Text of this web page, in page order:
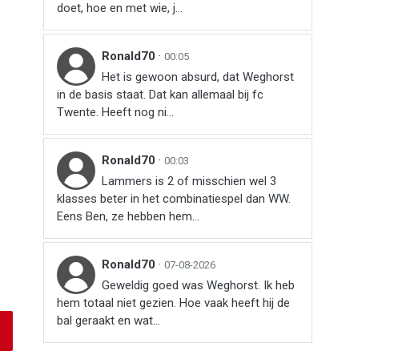
doet, hoe en met wie, j...
Ronald70 · 00:05
Het is gewoon absurd, dat Weghorst
in de basis staat. Dat kan allemaal bij fc
Twente. Heeft nog ni...
Ronald70 · 00:03
Lammers is 2 of misschien wel 3
klasses beter in het combinatiespel dan WW.
Eens Ben, ze hebben hem...
Ronald70 · 07-08-2026
Geweldig goed was Weghorst. Ik heb
hem totaal niet gezien. Hoe vaak heeft hij de
bal geraakt en wat...